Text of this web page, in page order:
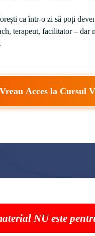
ca într-o zi să poți
terapeut, facilitator – dar
Vreau Acces la Cursul
NU este